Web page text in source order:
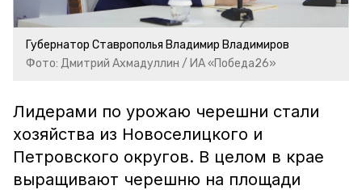
Губернатор Ставрополья Владимир Владимиров
Фото: Дмитрий Ахмадуллин / ИА «Победа26»
Лидерами по урожаю черешни стали
хозяйства из Новоселицкого и
Петровского округов. В целом в крае
выращивают черешню на площади